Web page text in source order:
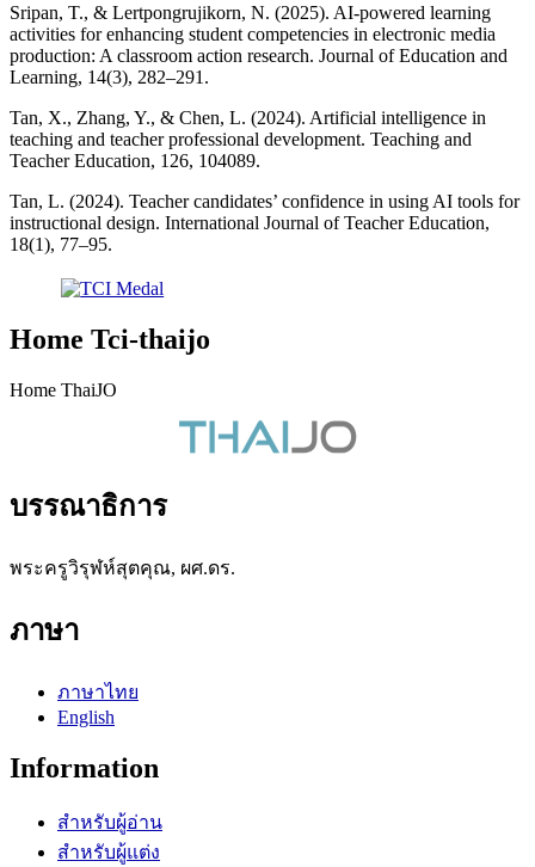
Sripan, T., & Lertpongrujikorn, N. (2025). AI-powered learning
activities for enhancing student competencies in electronic media
production: A classroom action research. Journal of Education and
Learning, 14(3), 282–291.
Tan, X., Zhang, Y., & Chen, L. (2024). Artificial intelligence in
teaching and teacher professional development. Teaching and
Teacher Education, 126, 104089.
Tan, L. (2024). Teacher candidates’ confidence in using AI tools for
instructional design. International Journal of Teacher Education,
18(1), 77–95.
Home Tci-thaijo
Home ThaiJO
บรรณาธิการ
พระครูวิรุฬห์สุตคุณ, ผศ.ดร.
ภาษา
ภาษาไทย
English
Information
สำหรับผู้อ่าน
สำหรับผู้แต่ง